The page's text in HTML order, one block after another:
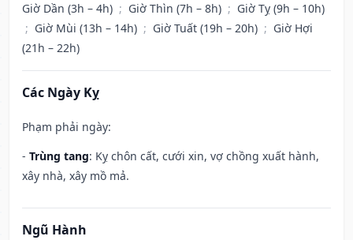
Giờ Dần (3h – 4h) ; Giờ Thìn (7h – 8h) ; Giờ Tỵ (9h – 10h)
; Giờ Mùi (13h – 14h) ; Giờ Tuất (19h – 20h) ; Giờ Hợi
(21h – 22h)
Các Ngày Kỵ
Phạm phải ngày:
- Trùng tang: Kỵ chôn cất, cưới xin, vợ chồng xuất hành,
xây nhà, xây mồ mả.
Ngũ Hành